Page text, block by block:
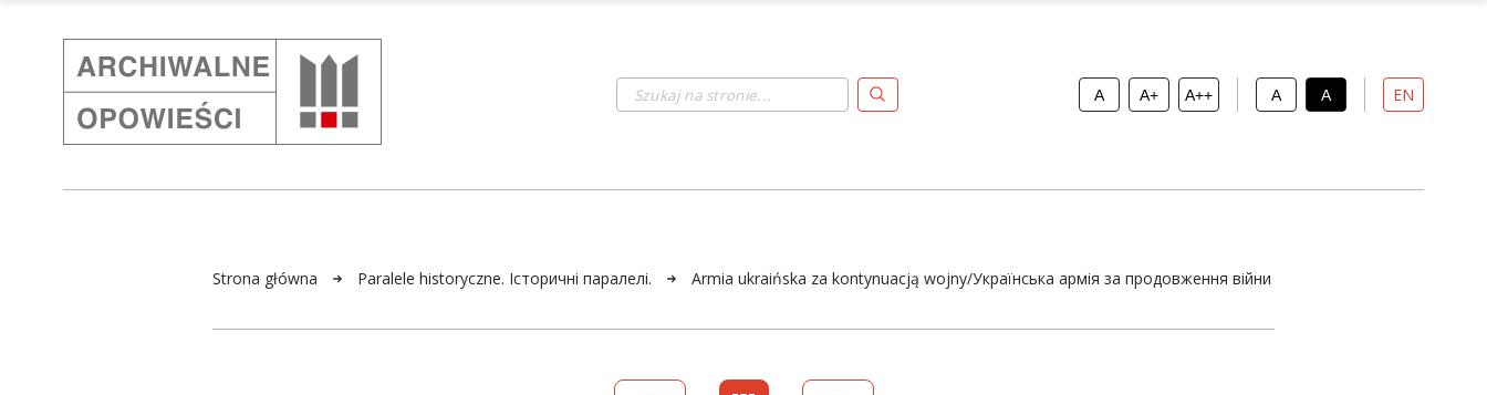
Szukaj na stronie... A A+ A++ A A EN
Strona główna Paralele historyczne. Історичні паралелі. Armia ukraińska za kontynuacją wojny/Українська армія за продовження війни